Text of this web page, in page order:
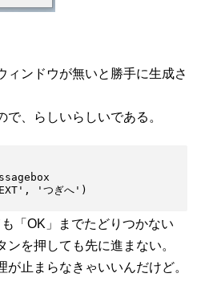
ィンドウが無いと勝手に生成さ
、らしいらしいである。
'つぎへ')
「OK」までたどりつかない
ンを押しても先に進まない。
止まらなきゃいいんだけど。